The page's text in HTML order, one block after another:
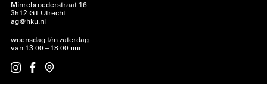
Minrebroederstraat 16
3512 GT Utrecht
ag@hku.nl
woensdag t/m zaterdag
van 13:00 – 18:00 uur